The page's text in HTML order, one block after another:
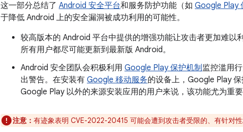
这一部分总结了 Android 安全平台和服务防护功能（如 Google Play
于降低 Android 上的安全漏洞被成功利用的可能性。
较高版本的 Android 平台中提供的增强功能让攻击者更加难以
所有用户都尽可能更新到最新版 Android。
Android 安全团队会积极利用 Google Play 保护机制监控滥用
出警告。在安装有 Google 移动服务的设备上，Google Play
Google Play 以外的来源安装应用的用户来说，该功能尤为重要
注意： 有迹象表明 CVE-2022-20415 可能会遭到攻击者受限的、有针对性